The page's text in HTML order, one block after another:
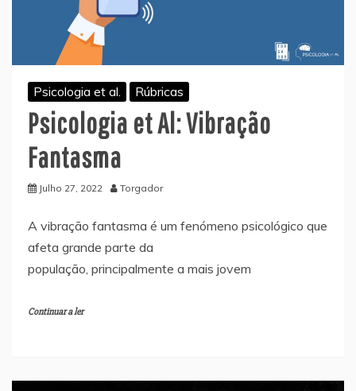
Psicologia et al. Rúbricas
Psicologia et Al: Vibração
Fantasma
Julho 27, 2022 Torgador
A vibração fantasma é um fenómeno psicológico que
afeta grande parte da
população, principalmente a mais jovem
Continuar a ler